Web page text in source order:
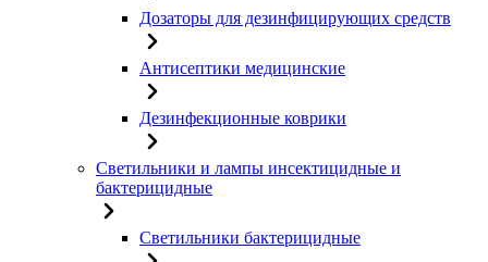
Дозаторы для дезинфицирующих средств
Антисептики медицинские
Дезинфекционные коврики
Светильники и лампы инсектицидные и
бактерицидные
Светильники бактерицидные